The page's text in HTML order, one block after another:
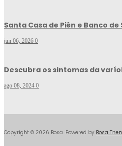
Santa Casa de Piên e Banco
jun 06, 2026 0
Descubra os sintomas da
ago 08, 2024 0
Copyright © 2026 Bosa. Powered by Bosa